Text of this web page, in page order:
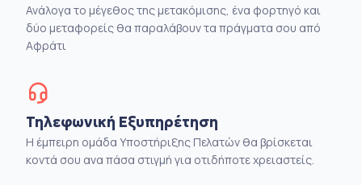
Ανάλογα το μέγεθος της μετακόμισης, ένα φορτηγό και
δύο μεταφορείς θα παραλάβουν τα πράγματα σου από
Αφράτι
Τηλεφωνική Εξυπηρέτηση
Η έμπειρη ομάδα Υποστήριξης Πελατών θα βρίσκεται
κοντά σου ανα πάσα στιγμή για οτιδήποτε χρειαστείς.